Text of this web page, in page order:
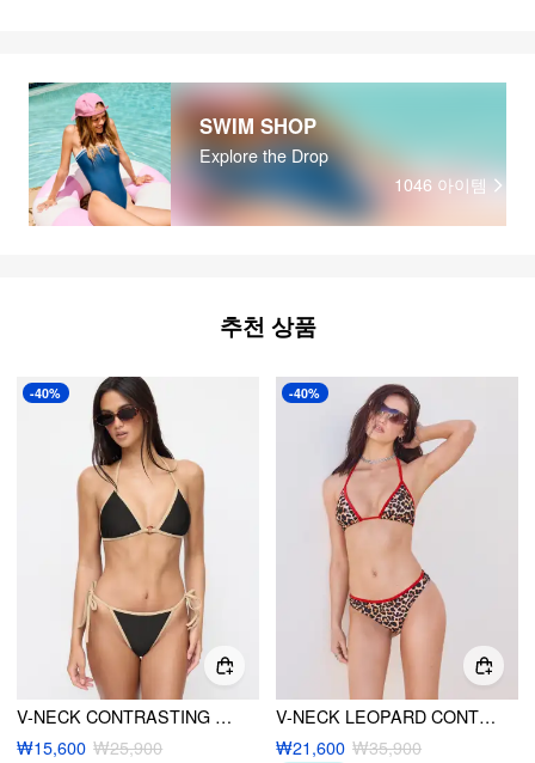
SWIM SHOP
Explore the Drop
1046 아이템
추천 상품
-40%
V-NECK CONTRASTING BINDING O-RING HALTER TIE SIDE BIKINI SET
₩15,600 ₩25,900
-40%
V-NECK LEOPARD CONTRASTING BINDING KNOTTED HALTER BIKINI SET
₩21,600 ₩35,900